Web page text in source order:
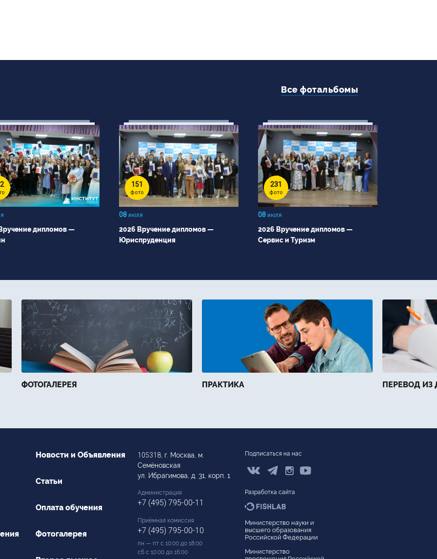
Версия для слабовидящих
Сведения об образовательной организации
Все фотальбомы
дипломов —
151
фото
08 июля
2026 Вручение дипломов —
Юриспруденция
231
фото
08 июля
2026 Вручение дипломов —
Сервис и Туризм
ФОТОГАЛЕРЕЯ ПРАКТИКА ПЕРЕВОД ИЗ
Новости и Объявления
Статьи
Оплата обучения
Фотогалерея
Подписаться на нас
  
Разработка сайта
Министерство науки и
высшего образования
Российской Федерации
Министерство
105318, г. Москва, м.
Семёновская
ул. Ибрагимова, д. 31, корп. 1
Администрация
+7 (495) 795-00-11
Приёмная комиссия
+7 (495) 795-00-10
пн — пт с 10:00 до 18:00
сб с 10:00 до 16:00